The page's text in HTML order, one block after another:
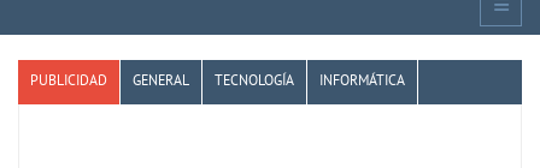
PUBLICIDAD GENERAL TECNOLOGÍA INFORMÁTICA